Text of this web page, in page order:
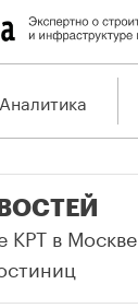
Аналитика
КРТ в Москве